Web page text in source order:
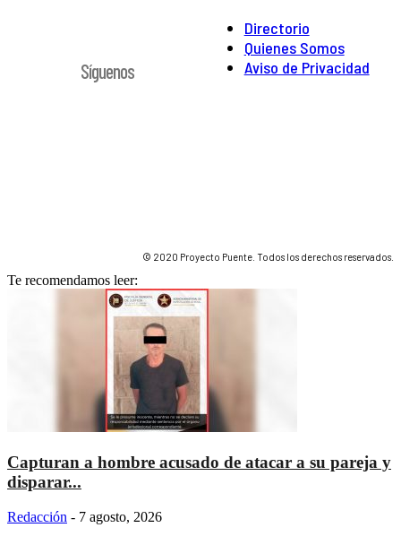
Directorio
Quienes Somos
Aviso de Privacidad
Síguenos
© 2020 Proyecto Puente. Todos los derechos reservados.
Te recomendamos leer:
Capturan a hombre acusado de atacar a su pareja y
disparar...
Redacción - 7 agosto, 2026